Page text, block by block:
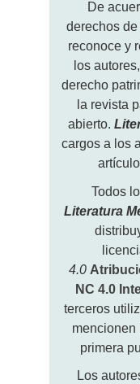
De
derechos de
reconoce y
los
derecho
la revista
abierto.
cargos a los
Todos
Literatura
4.0
NC 4.0
terceros
mencionen
primera
Los